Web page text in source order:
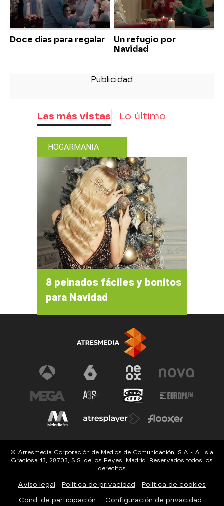
Doce días para regalar
Un refugio por
Navidad
Las más vistas Lo último
HOGARMANIA
8 peinados fáciles y bonitos
para Navidad
© Atresmedia Corporación de Medios de Comunicación, S.A - A. Isla
Graciosa 13, 28703, S.S. de los Reyes, Madrid. Reservados todos los
derechos
Aviso legal Política de privacidad Política de cookies
Cond. de participación Configuración de privacidad